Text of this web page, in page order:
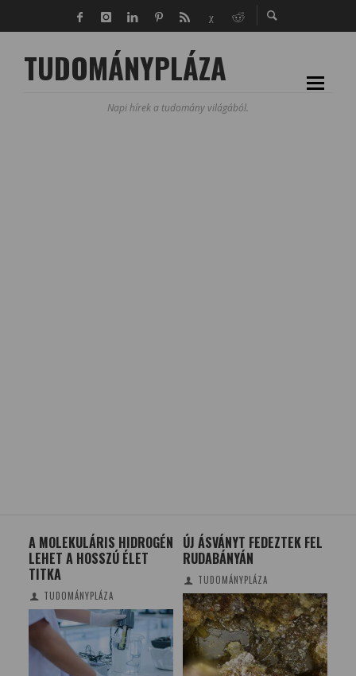
TUDOMÁNYPLÁZA
Napi hírek a tudomány világából.
A MOLEKULÁRIS HIDROGÉN
LEHET A HOSSZÚ ÉLET
TITKA
TUDOMÁNYPLÁZA
ÚJ ÁSVÁNYT FEDEZTEK FEL
RUDABÁNYÁN
TUDOMÁNYPLÁZA